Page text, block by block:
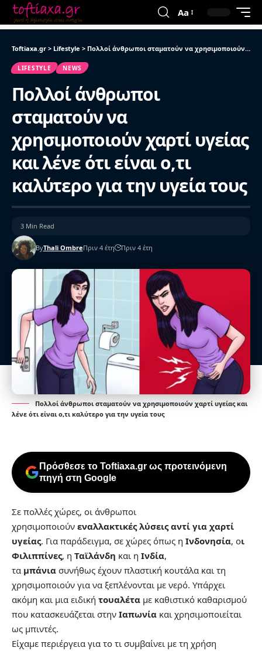
Aa
Toftiaxa.gr > Lifestyle > Πολλοί άνθρωποι σταματούν να χρησιμοποιούν χαρτί υγείας και λένε ότι είναι ο,τι καλύτερο για την υγεία τους
LIFESTYLE NEWS
Πολλοί άνθρωποι
σταματούν να
χρησιμοποιούν χαρτί υγείας
και λένε ότι είναι ο,τι
καλύτερο για την υγεία τους
ByThali OmbreΠριν 4 έτη Πριν 4 έτη
3 Min Read
Πολλοί άνθρωποι σταματούν να χρησιμοποιούν χαρτί υγείας και
λένε ότι είναι ο,τι καλύτερο για την υγεία τους
Πρόσθεσε το Toftiaxa.gr ως προτεινόμενη
πηγή στη Google
Σε πολλές χώρες, οι άνθρωποι
χρησιμοποιούν εναλλακτικές λύσεις αντί για χαρτί
υγείας. Για παράδειγμα, σε χώρες όπως η Ινδονησία, οι
Φιλιππίνες, η Ταϊλάνδη και η Ινδία,
τα μπάνια συνήθως έχουν πλαστική κουτάλα και τη
χρησιμοποιούν για να ξεπλένονται με νερό. Υπάρχει
ακόμη και μια ειδική τουαλέτα με καθιστικό καθαρισμού
που κατασκευάζεται στην Ιαπωνία και χρησιμοποιείται
ως μπιντές.
Είχαμε περιέργεια για το τι συμβαίνει με τη χρήση